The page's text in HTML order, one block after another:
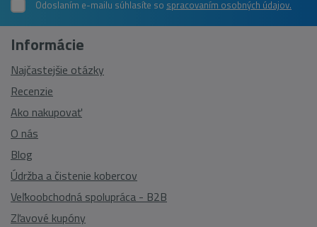
Odoslaním e-mailu súhlasíte so spracovaním osobných údajov.
Informácie
Najčastejšie otázky
Recenzie
Ako nakupovať
O nás
Blog
Údržba a čistenie kobercov
Veľkoobchodná spolupráca - B2B
Zľavové kupóny